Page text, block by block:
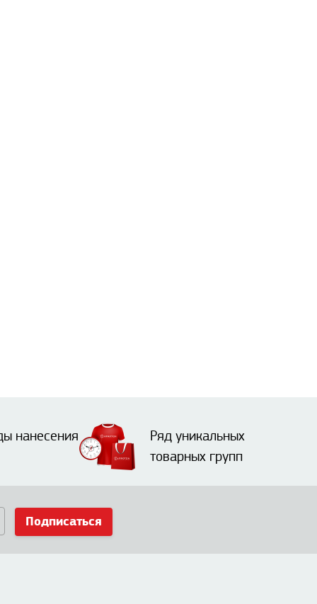
нанесения
Ряд уникальных
товарных групп
Подписаться